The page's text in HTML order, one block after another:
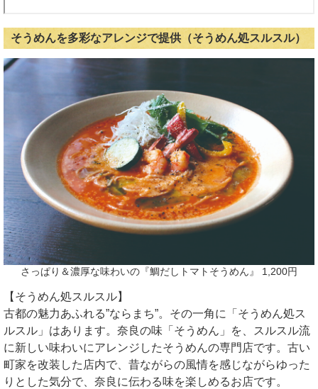
そうめんを多彩なアレンジで提供（そうめん処スルスル）
さっぱり＆濃厚な味わいの『鯛だしトマトそうめん』 1,200円
【そうめん処スルスル】
古都の魅力あふれる”ならまち”。その一角に「そうめん処ス
ルスル」はあります。奈良の味「そうめん」を、スルスル流
に新しい味わいにアレンジしたそうめんの専門店です。古い
町家を改装した店内で、昔ながらの風情を感じながらゆった
りとした気分で、奈良に伝わる味を楽しめるお店です。